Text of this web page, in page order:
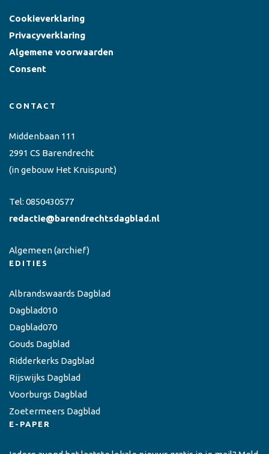
Cookieverklaring
Privacyverklaring
Algemene voorwaarden
Consent
CONTACT
Middenbaan 111
2991 CS Barendrecht
(in gebouw Het Kruispunt)
Tel: 0850430577
redactie@barendrechtsdagblad.nl
Algemeen(archief)
EDITIES
Albrandswaards Dagblad
Dagblad010
Dagblad070
Gouds Dagblad
Ridderkerks Dagblad
Rijswijks Dagblad
Voorburgs Dagblad
Zoetermeers Dagblad
E-PAPER